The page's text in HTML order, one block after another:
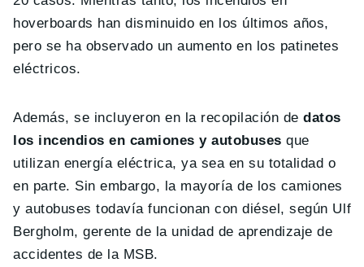
hoverboards han disminuido en los últimos años,
pero se ha observado un aumento en los patinetes
eléctricos.
Además, se incluyeron en la recopilación dedatos
los incendios en camiones y autobuses que
utilizan energía eléctrica, ya sea en su totalidad o
en parte. Sin embargo, la mayoría de los camiones
y autobuses todavía funcionan con diésel, según Ulf
Bergholm, gerente de la unidad de aprendizaje de
accidentes de la MSB.